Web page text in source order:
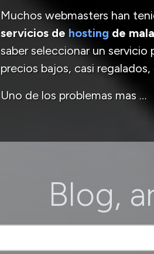
Muchos webmasters han
servicios de hosting de
saber seleccionar un
precios bajos, casi
Uno de los problemas mas …
Blog,